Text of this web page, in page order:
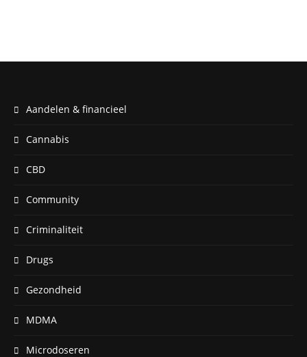
Aandelen & financieel
Cannabis
CBD
Community
Criminaliteit
Drugs
Gezondheid
MDMA
Microdoseren